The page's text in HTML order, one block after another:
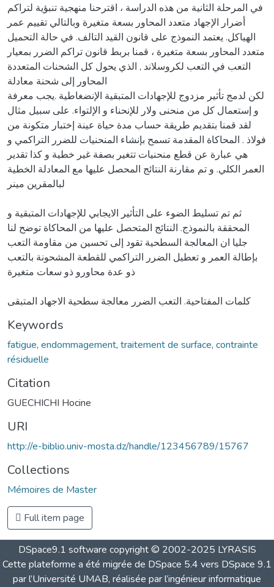
في المرحلة الثانية من هذه الدراسة ، اقترحنا منهجية تنبؤية لتراكم
أضرار الإجهاد متعدد المحاور بسعة متغيرة وبالتالي تقييم عمر
الهياكل. يعتمد النموذج على قانون القيد التالف. في حالة التحميل
متعدد المحاور بسعة متغيرة ، قمنا بربط قانون تراكم الضرر بمعيار
التعب في التعب لكروسلاند , الذي يحول كل الشحنات المتعددة
المحاور إلى شحنة معادلة
لكن لدمج تأثیر مزدوج للإجھادات المتبقیة الإنضغاطیة .یجب معرفة
و إستعمال كل من منحنى ولار للإنحناء و الإلتواء. على سبیل مثال
لقد قمنا بتقدیم طریقة حساب مدة حیاة عینة إختبار متكونة من
فولاذ . المحاكاة المقدمة تسمح بإنشاء المنحنيات للضرر التراكمي و
هي عبارة عن قطع منحنيات تتغير بصفة غير خطية و كذا تقدير
العمر الكلي. و تم مقارنة النتائج المحصل عليها مع المعادلة الخطية
لبالمقرين مينر
ثم تم تسليط الضوء على التأثير الايجابي للإجهادات المتبقية و
المحققة بالنموذج. النتائج المتحصل عليها من المحاكاة توضح لنا
جليا ان المعالجة السطحية تقود إلى تحسين من مقاومة التعب
بإطالة العمر و تعطيل الضرر التراكمي للقطعة المشحونة بالتعب
ذو عدة محاورو ذو سعات متغيرة
كلمات المفتاحية. التعب الضرر معالجة سطحية الاجهاد المتبقى
Keywords
fatigue, endommagement, traitement de surface, contrainte
résiduelle
Citation
GUECHICHI Hocine
URI
http://e-biblio.univ-mosta.dz/handle/123456789/15767
Collections
Mémoires de Master
Full item page
DSpace9.1 software copyright © 2002-2025 LYRASIS
Cette plateforme a été migrée de DSpace 5.4 vers DSpace 9.1
par l’Université UMAB, réalisée par l’ingénieur informatique